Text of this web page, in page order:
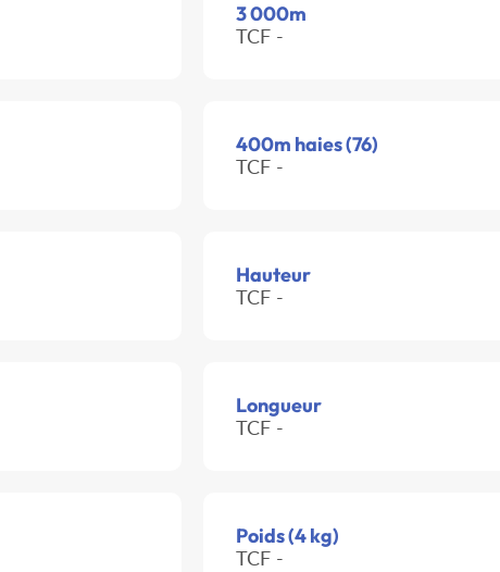
3 000m
TCF -
400m haies (76)
TCF -
Hauteur
TCF -
Longueur
TCF -
Poids (4 kg)
TCF -